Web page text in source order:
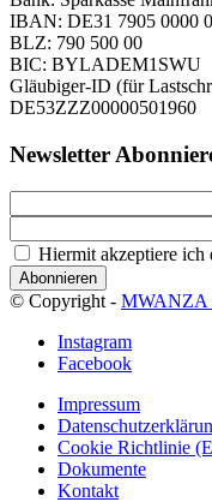
IBAN: DE31 7905 0000
BLZ: 790 500 00
BIC: BYLADEM1SWU
Gläubiger-ID (für
DE53ZZZ00000501960
Newsletter
Hiermit akzeptiere ich
© Copyright - MWANZA
Instagram
Facebook
Impressum
Cookie Richtlinie
Dokumente
Kontakt